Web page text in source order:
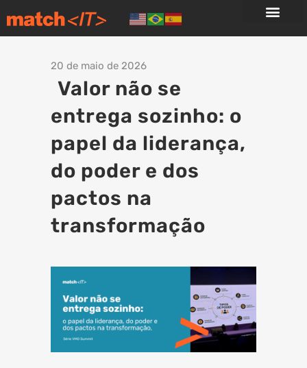
20 de maio de 2026
Valor não se
entrega sozinho: o
papel da liderança,
do poder e dos
pactos na
transformação